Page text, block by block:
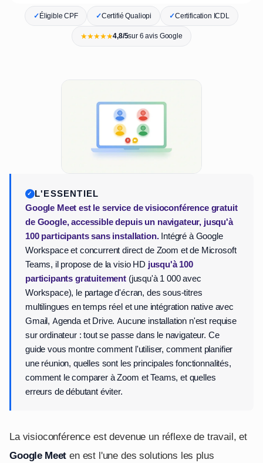
✓Éligible CPF ✓Certifié Qualiopi ✓Certification ICDL
★★★★★4,8/5sur 6 avis Google
L'ESSENTIEL
Google Meet est le service de visioconférence gratuit
de Google, accessible depuis un navigateur, jusqu'à
100 participants sans installation.Intégré à Google
Workspace et concurrent direct de Zoom et de Microsoft
Teams, il propose de la visio HD jusqu'à 100
participants gratuitement (jusqu'à 1 000 avec
Workspace), le partage d'écran, des sous-titres
multilingues en temps réel et une intégration native avec
Gmail, Agenda et Drive. Aucune installation n'est requise
sur ordinateur : tout se passe dans le navigateur. Ce
guide vous montre comment l'utiliser, comment planifier
une réunion, quelles sont les principales fonctionnalités,
comment le comparer à Zoom et Teams, et quelles
erreurs de débutant éviter.
La visioconférence est devenue un réflexe de travail, et
Google Meet en est l'une des solutions les plus